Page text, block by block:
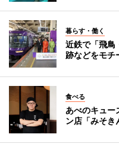
暮らす・働く
近鉄で「飛
跡などをモチ
食べる
あべのキュー
ン店「みそ